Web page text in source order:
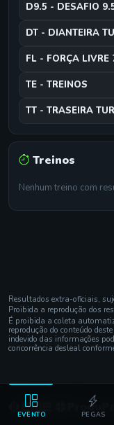
D9.5 - DESAFIO
DT - DIANTEIRA
FL - FORÇA LIVRE
TE - TREINOS
TT - TRASEIRA
Treinos
Nenhum treino com
EVENTO PEGAS
Resultados extra-oficiais,
Proibida a reprodução dos
É proibida a coleta
reprodução do conteúdo
indevido das informações
concorrência desleal